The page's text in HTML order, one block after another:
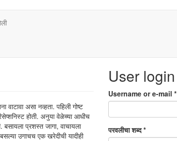
वाटावा असा नव्हता. पहिली गोष्ट
होती. अनुया वेळेच्या आधीच
बसायला प्रशस्त जागा, वाचायला
उगाचच एक खरेदीची यादीही
User login
Username or e-mail *
परवलीचा शब्द*